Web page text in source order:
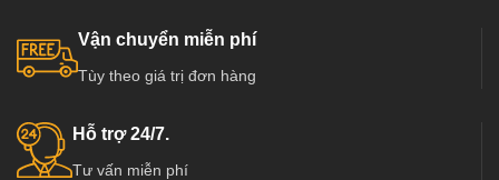
Vận chuyển miễn phí
Tùy theo giá trị đơn hàng
Hỗ trợ 24/7.
Tư vấn miễn phí